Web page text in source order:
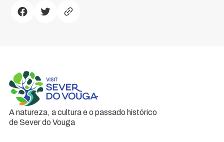
A natureza, a cultura e o passado histórico
de Sever do Vouga